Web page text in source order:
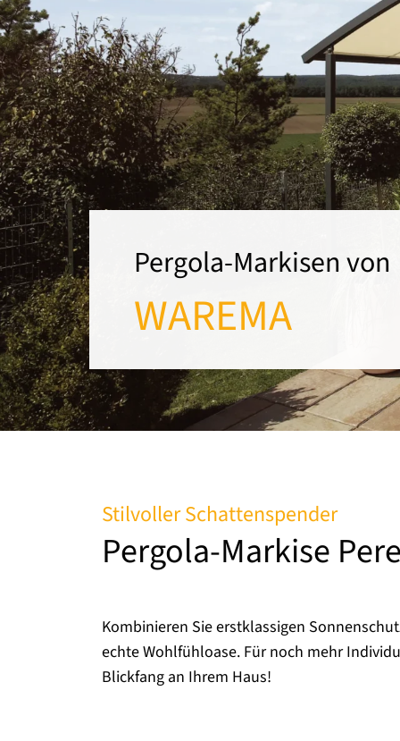
Pergola-Markisen von
WAREMA
Stilvoller Schattenspender
Pergola-Markise
Kombinieren Sie erstklassigen
echte Wohlfühloase. Für noch mehr
Blickfang an Ihrem Haus!